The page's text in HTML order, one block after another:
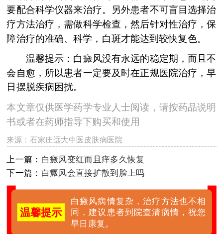
要配合科学仪器来治疗。另外患者不可盲目选择治
疗方法治疗，需做科学检查，然后针对性治疗，保
障治疗的准确、科学，白斑才能达到较快复色。
温馨提示：白癜风没有永远的稳定期，而且不
会自愈，所以患者一定要及时在正规医院治疗，早
日摆脱疾病困扰。
本文章仅供医学药学专业人士阅读，请按药品说明
书或者在药师指导下购买和使用
来源：石家庄远大中医皮肤病医院
上一篇： 白癜风变红而且痒多久恢复
下一篇： 白癜风会直接扩散到脸上吗
温馨提示
白癜风病情复杂，治疗方法也不相
同，建议患者到院查清病情，祝您
早日康复。